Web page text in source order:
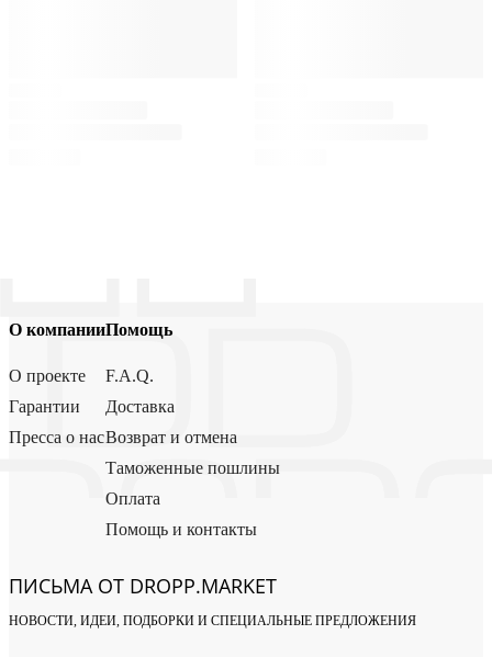
О компании
О проекте
Гарантии
Пресса о нас
Помощь
F.A.Q.
Доставка
Возврат и отмена
Таможенные пошлины
Оплата
Помощь и контакты
ПИСЬМА ОТ DROPP.MARKET
НОВОСТИ, ИДЕИ, ПОДБОРКИ И СПЕЦИАЛЬНЫЕ ПРЕДЛОЖЕНИЯ